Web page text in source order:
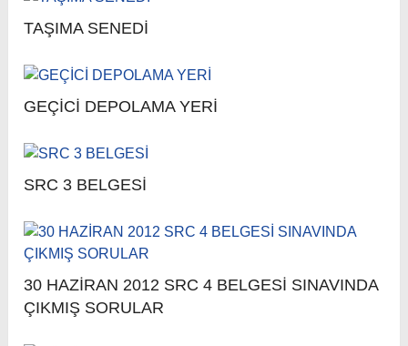
TAŞIMA SENEDİ
GEÇİCİ DEPOLAMA YERİ
SRC 3 BELGESİ
30 HAZİRAN 2012 SRC 4 BELGESİ SINAVINDA
ÇIKMIŞ SORULAR